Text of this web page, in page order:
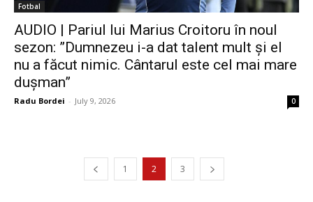
Fotbal
AUDIO | Pariul lui Marius Croitoru în noul
sezon: ”Dumnezeu i-a dat talent mult și el
nu a făcut nimic. Cântarul este cel mai mare
dușman”
Radu Bordei - July 9, 2026 0
1 2 3